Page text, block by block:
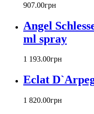
Bruno Banani
Bvlgari
Byblos
Byredo
Cacharel
Canali
Carla Fracci
Carlos Moya
907.00грн
Angel
ml spray
1 193.00грн
Eclat
1 820.00грн